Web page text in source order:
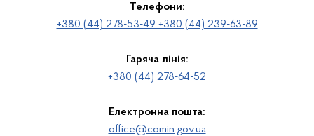
Телефони:
+380 (44) 278-53-49 +380 (44) 239-63-89
Гаряча лінія:
+380 (44) 278-64-52
Електронна пошта:
office@comin.gov.ua